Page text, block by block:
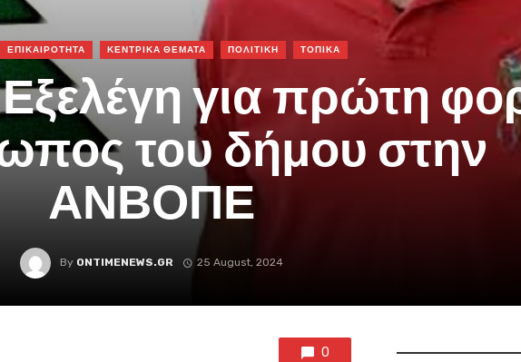
ΕΠΙΚΑΙΡΟΤΗΤΑ ΚΕΝΤΡΙΚΑ ΘΕΜΑΤΑ ΠΟΛΙΤΙΚΗ ΤΟΠΙΚΑ
για πρώτη
του δήμου στην
ΑΝΒΟΠΕ
By ONTIMENEWS.GR 25 August, 2024
0